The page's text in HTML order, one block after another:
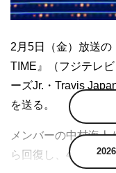
2月5日（金）放送の
TIME』（フジテレ
ーズJr.・Travis
を送る。
メンバーの中村海
ら回復し、4週間ぶ